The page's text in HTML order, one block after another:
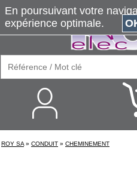
ROY SA » CONDUIT » CHEMINEMENT
En poursuivant votre
expérience optimale.